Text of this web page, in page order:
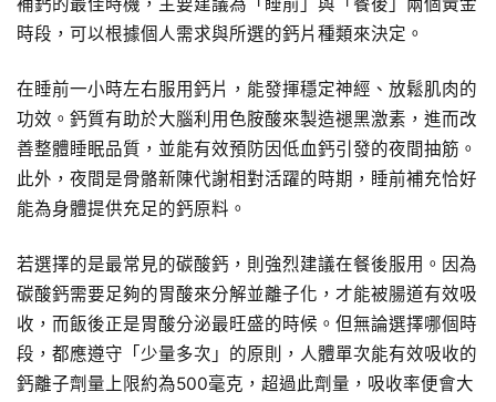
時段，可以根據個人需求與所選的鈣片種類來決定。
在睡前一小時左右服用鈣片，能發揮穩定神經、放鬆肌肉的
功效。鈣質有助於大腦利用色胺酸來製造褪黑激素，進而改
善整體睡眠品質，並能有效預防因低血鈣引發的夜間抽筋。
此外，夜間是骨骼新陳代謝相對活躍的時期，睡前補充恰好
能為身體提供充足的鈣原料。
若選擇的是最常見的碳酸鈣，則強烈建議在餐後服用。因為
碳酸鈣需要足夠的胃酸來分解並離子化，才能被腸道有效吸
收，而飯後正是胃酸分泌最旺盛的時候。但無論選擇哪個時
段，都應遵守「少量多次」的原則，人體單次能有效吸收的
鈣離子劑量上限約為500毫克，超過此劑量，吸收率便會大